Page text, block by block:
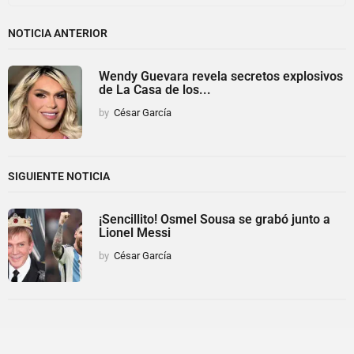
NOTICIA ANTERIOR
Wendy Guevara revela secretos explosivos
de La Casa de los...
by César García
SIGUIENTE NOTICIA
¡Sencillito! Osmel Sousa se grabó junto a
Lionel Messi
by César García